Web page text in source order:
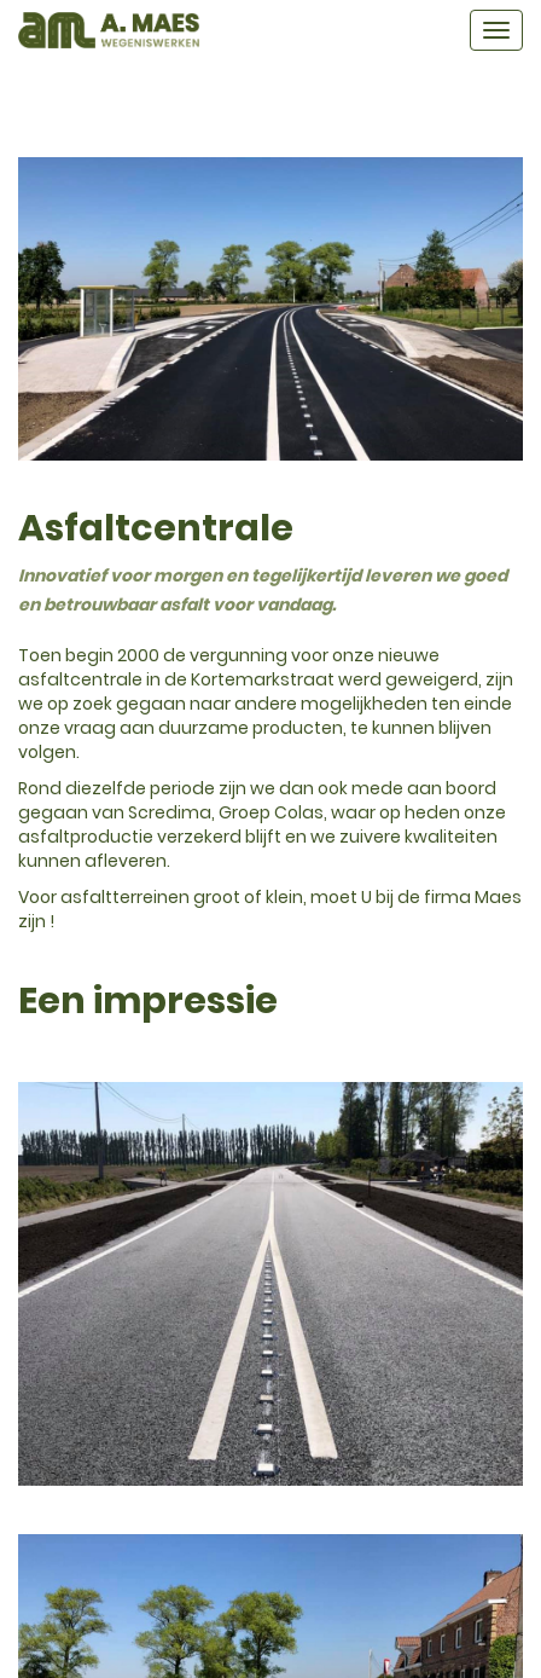
Asfaltcentrale
Innovatief voor morgen en tegelijkertijd leveren we goed
en betrouwbaar asfalt voor vandaag.
Toen begin 2000 de vergunning voor onze nieuwe
asfaltcentrale in de Kortemarkstraat werd geweigerd, zijn
we op zoek gegaan naar andere mogelijkheden ten einde
onze vraag aan duurzame producten, te kunnen blijven
volgen.
Rond diezelfde periode zijn we dan ook mede aan boord
gegaan van Scredima, Groep Colas, waar op heden onze
asfaltproductie verzekerd blijft en we zuivere kwaliteiten
kunnen afleveren.
Voor asfaltterreinen groot of klein, moet U bij de firma Maes
zijn !
Een impressie